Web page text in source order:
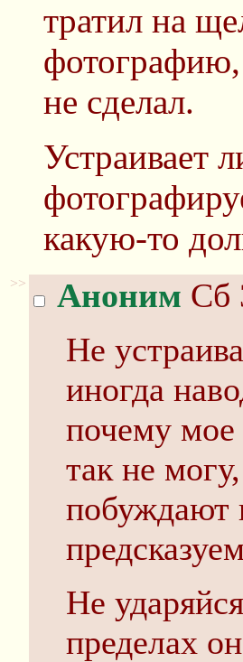
тратил на
не сделал.
Устраивает
какую-то
>> Аноним Сб
Не
иногда
почему мое
так не
побуждают
Не
пределах